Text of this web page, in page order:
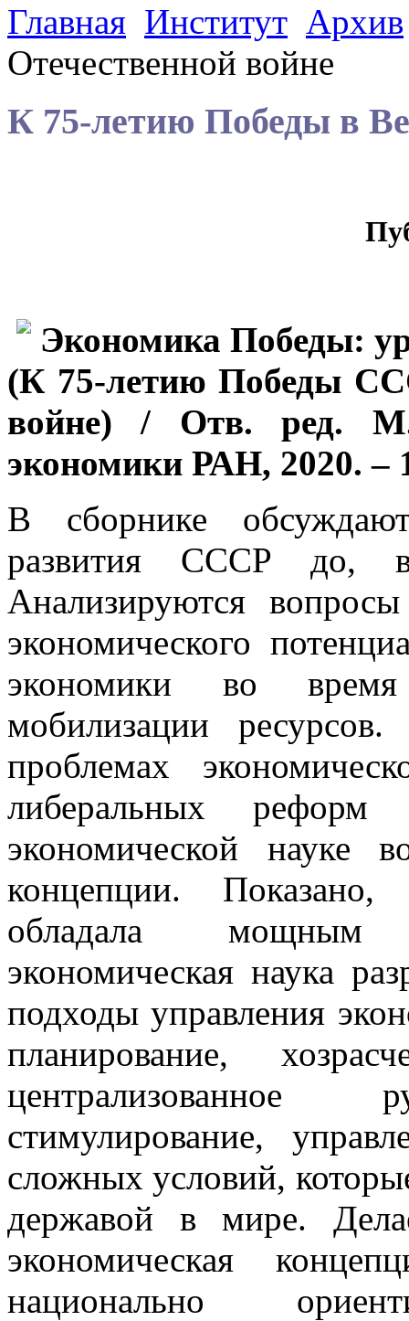
Главная Институт Архив
Отечественной войне
К 75-летию Победы в
Экономика Победы:
(К 75-летию Победы
войне) / Отв. ред.
экономики РАН, 2020. –
В сборнике
развития СССР до,
Анализируются
экономического
экономики во
мобилизации
проблемах
либеральных
экономической науке
концепции.
обладала мощным
экономическая наука
подходы управления
планирование,
централизованное
стимулирование,
сложных условий,
державой в мире.
экономическая
национально